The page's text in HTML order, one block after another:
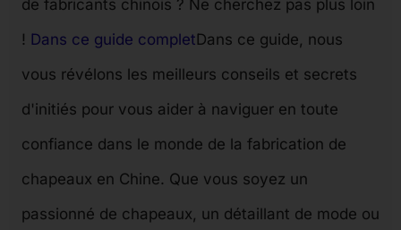
de fabricants chinois ? Ne cherchez pas plus loin
! Dans ce guide complet Dans ce guide, nous
vous révélons les meilleurs conseils et secrets
d'initiés pour vous aider à naviguer en toute
confiance dans le monde de la fabrication de
chapeaux en Chine. Que vous soyez un
passionné de chapeaux, un détaillant de mode ou